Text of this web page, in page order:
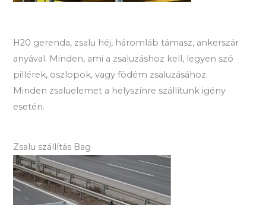
H20 gerenda, zsalu héj, háromláb támasz, ankerszár
anyával. Minden, ami a zsaluzáshoz kell, legyen szó
pillérek, oszlopok, vagy födém zsaluzásához.
Minden zsaluelemet a helyszínre szállítunk igény
esetén.
Zsalu szállítás Bag